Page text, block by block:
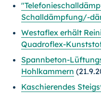
Schalldämpfung/-
Westaflex erhält
Quadroflex-
Spannbeton-
Hohlkammern
Kaschierendes